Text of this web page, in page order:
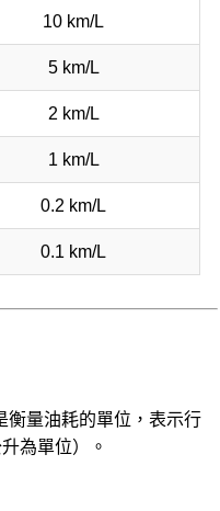
10 km/L
5 km/L
2 km/L
1 km/L
0.2 km/L
0.1 km/L
衡量油耗的單位，表示行
為單位）。